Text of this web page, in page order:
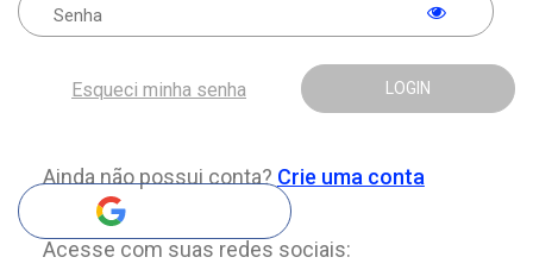
LOGIN
Esqueci minha senha
Ainda não possui conta? Crie uma conta
Acesse com suas redes sociais: